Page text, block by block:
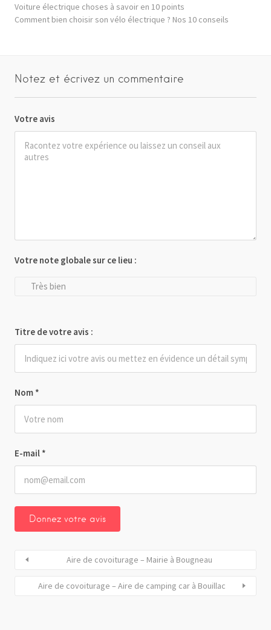
Voiture électrique choses à savoir en 10 points
Comment bien choisir son vélo électrique ? Nos 10 conseils
Notez et écrivez un commentaire
Votre avis
Nom *
E-mail *
Votre note globale sur ce lieu :
Très bien
Titre de votre avis :
Aire de covoiturage – Mairie à Bougneau
Aire de covoiturage – Aire de camping car à Bouillac